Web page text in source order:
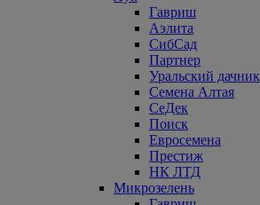
Гавриш
Аэлита
СибСад
Партнер
Уральский дачник
Семена Алтая
СеДек
Поиск
Евросемена
Престиж
НК ЛТД
Микрозелень